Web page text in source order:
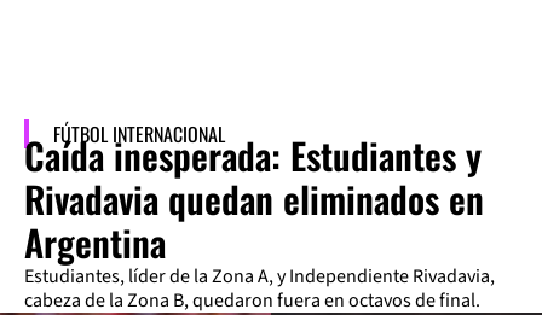
FÚTBOL INTERNACIONAL
Caída inesperada: Estudiantes y
Rivadavia quedan eliminados en
Argentina
Estudiantes, líder de la Zona A, y Independiente Rivadavia,
cabeza de la Zona B, quedaron fuera en octavos de final.